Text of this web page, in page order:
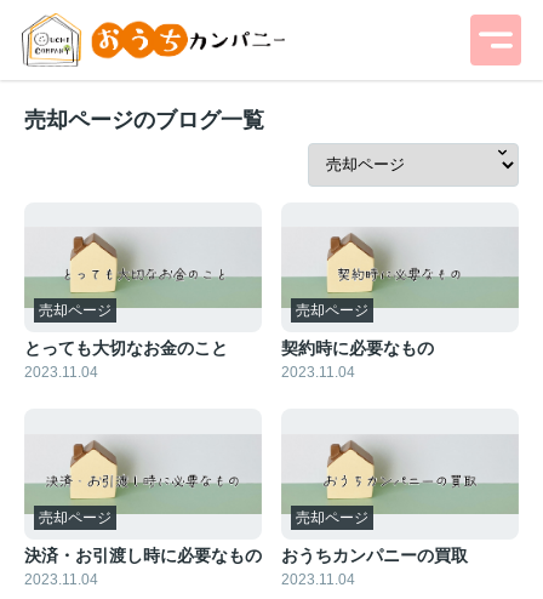
売却ページのブログ一覧
売却ページ
とっても大切なお金のこと
2023.11.04
売却ページ
契約時に必要なもの
2023.11.04
売却ページ
決済・お引渡し時に必要なもの
2023.11.04
売却ページ
おうちカンパニーの買取
2023.11.04